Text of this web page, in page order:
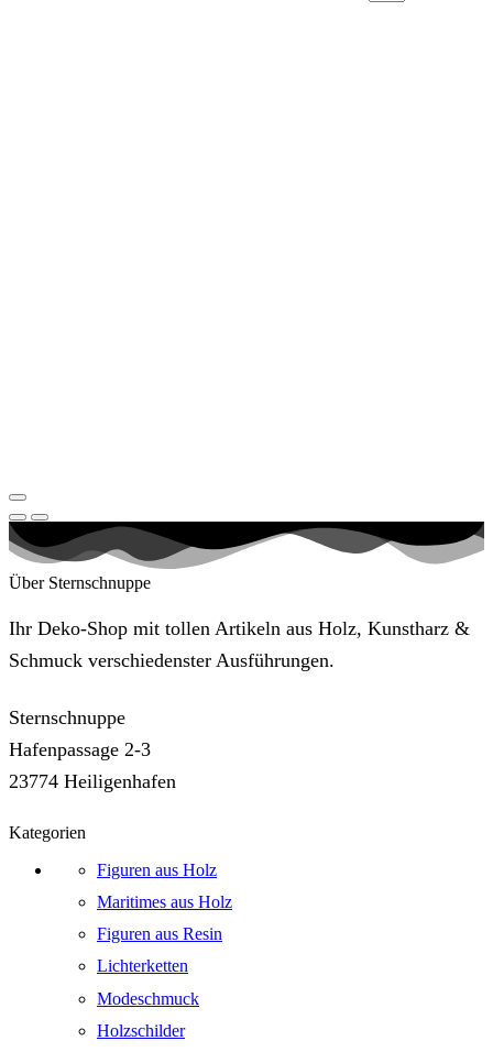
Über Sternschnuppe
Ihr Deko-Shop mit tollen Artikeln aus Holz, Kunstharz &
Schmuck verschiedenster Ausführungen.
Sternschnuppe
Hafenpassage 2-3
23774 Heiligenhafen
Kategorien
Figuren aus Holz
Maritimes aus Holz
Figuren aus Resin
Lichterketten
Modeschmuck
Holzschilder